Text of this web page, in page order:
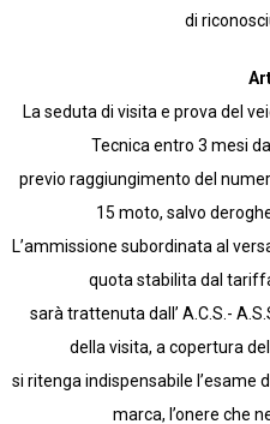
di
La seduta di visita e prova del
Tecnica entro 3 mesi
previo raggiungimento del
15 moto, salvo
L’ammissione subordinata al
quota stabilita dal
sarà trattenuta dall’ A.C.S.-
della visita, a copertura
si ritenga indispensabile l’esame
marca, l’onere che